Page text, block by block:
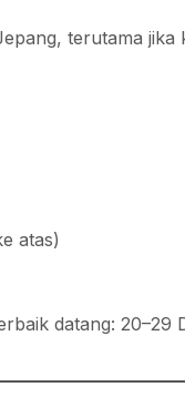
terutama jika
atas)
datang: 20–29